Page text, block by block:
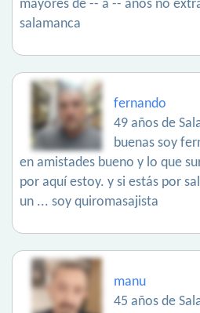
mayores de -- a -- años no
salamanca
fernando
49 años de
buenas soy
en amistades bueno y lo que
por aquí estoy. y si estás por
un ... soy quiromasajista
manu
45 años de